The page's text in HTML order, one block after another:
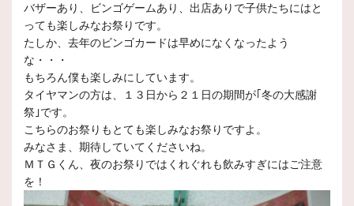
バザーあり、ビンゴゲームあり、出店ありで子供たちにはと
っても楽しみなお祭りです。
たしか、去年のビンゴカードは早めになくなったよう
な・・・
もちろん僕も楽しみにしています。
タイヤマンの方は、１３日から２１日の期間が｢冬の大感謝
祭｣です。
こちらのお祭りもとても楽しみなお祭りですよ。
みなさま、期待していてくださいね。
ＭＴＧくん、夜のお祭りではくれぐれも飲みすぎにはご注意
を！